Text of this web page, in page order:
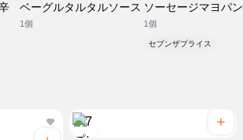
ベーグルタルタルソース
1個
ソーセージマヨパン
1個
セブンザプライス